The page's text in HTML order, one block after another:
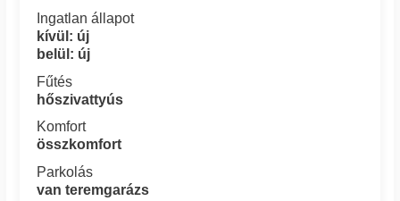
Ingatlan állapot
kívül: új
belül: új
Fűtés
hőszivattyús
Komfort
összkomfort
Parkolás
van teremgarázs